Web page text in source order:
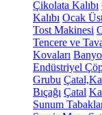
Çikolata Kalıbı
Kalıbı Ocak
Tost Makinesi
Tencere ve
Kovaları
Endüstriyel
Grubu
Bıçağı Çatal
Sunum